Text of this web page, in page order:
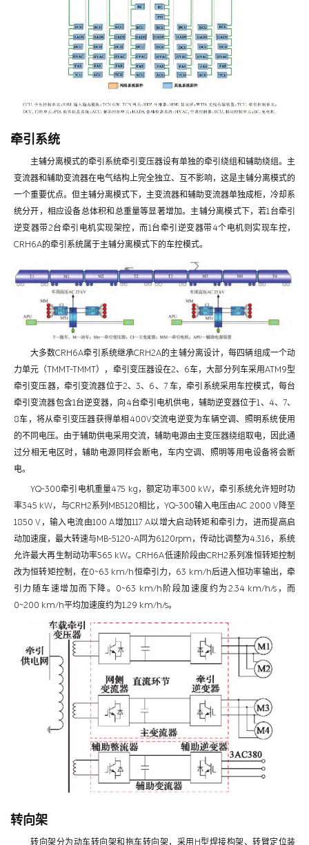
牵引系统
主辅分离模式的牵引系统牵引变压器设有单独的牵引绕组和辅助绕组。主
变流器和辅助变流器在电气结构上完全独立、互不影响，这是主辅分离模式的
一个重要优点。但主辅分离模式下，主变流器和辅助变流器单独成柜，冷却系
统分开，相应设备总体积和总重量等显著增加。主辅分离模式下，若1台牵引
逆变器带2台牵引电机实现架控，而1台牵引逆变器带4个电机则实现车控，
CRH6A的牵引系统属于主辅分离模式下的车控模式。
大多数CRH6A牵引系统继承CRH2A的主辅分离设计，每四辆组成一个动
力单元（TMMT-TMMT），牵引变压器设在2、6车，大部分列车采用ATM9型
牵引变压器，牵引变流器位于2、3、6、7 车，牵引系统采用车控模式，每台
牵引变流器包含1台逆变器，向4台牵引电机供电，辅助逆变器位于1、4、7、
8车，将从牵引变压器获得单相400V交流电逆变为车辆空调、照明系统使用
的不同电压。由于辅助供电采用交流，辅助电源由主变压器绕组取电，因此通
过分相无电区时，辅助电源同样会断电，车内空调、照明等用电设备将会断
电。
YQ-300牵引电机重量475 kg，额定功率300 kW，牵引系统允许短时功
率345 kW，与CRH2系列MB5120相比，YQ-300输入电压由AC 2000 V降至
1850 V，输入电流由100 A增加117 A以增大启动转矩和牵引力，进而提高启
动加速度，最大转速与MB-5120-A同为6120rpm，传动比调整为4.316，系统
允许最大再生制动功率565 kW。CRH6A低速阶段由CRH2系列准恒转矩控制
改为恒转矩控制，在0~63 km/h恒牵引力，63 km/h后进入恒功率输出，牵
引力随车速增加而下降。0~63 km/h阶段加速度约为2.34 km/h/s，而
0~200 km/h平均加速度约为1.29 km/h/s。
转向架
转向架分为动车转向架和拖车转向架，采用H型焊接构架、转臂定位装